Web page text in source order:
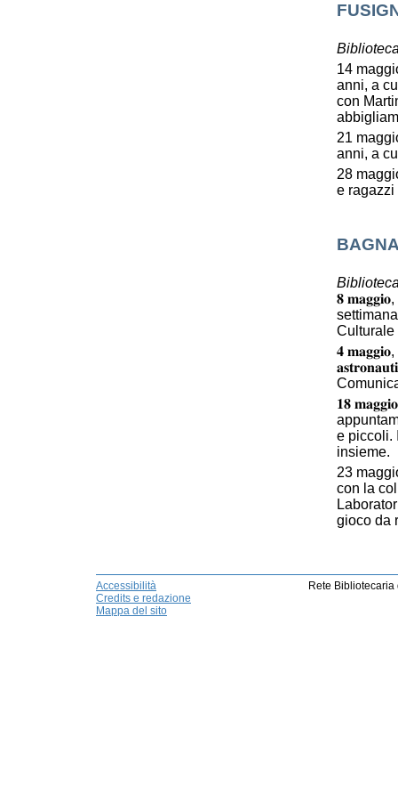
14
anni, a
con
21
anni, a
28
e
𝟖
Culturale
𝟒
𝟏𝟖
e piccoli.
insieme.
23
con la
gioco da
Accessibilità
Credits e redazione
Mappa del sito
Rete